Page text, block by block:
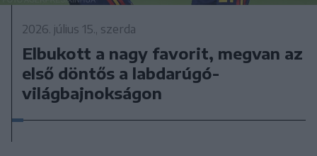
2026. július 15., szerda
Elbukott a nagy favorit, megvan az
első döntős a labdarúgó-
világbajnokságon